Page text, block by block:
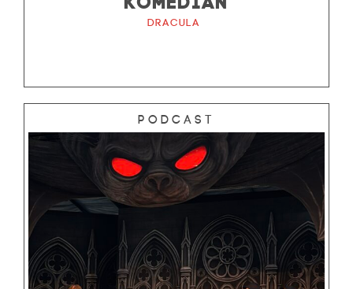
Dracula
Podcast